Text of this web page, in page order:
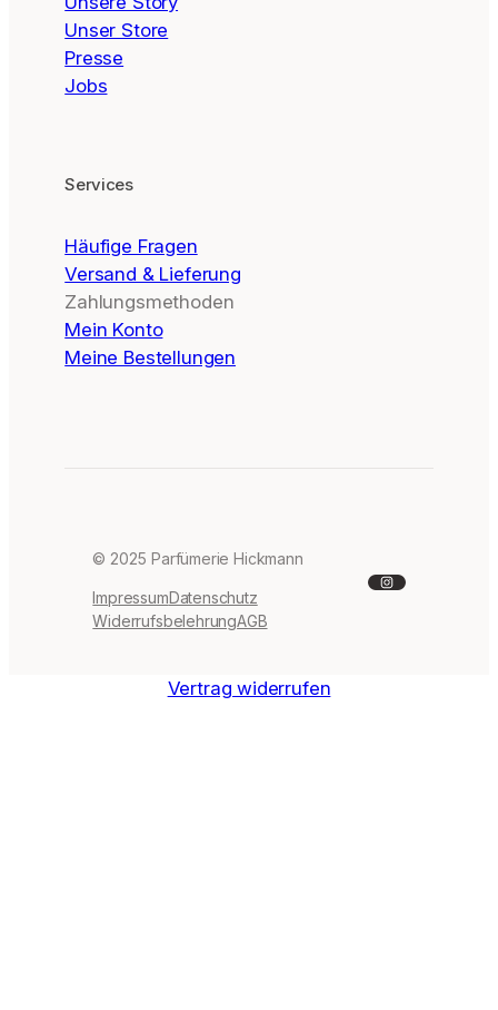
Unser Store
Presse
Jobs
Services
Häufige Fragen
Versand & Lieferung
Zahlungsmethoden
Mein Konto
Meine Bestellungen
© 2025 Parfümerie Hickmann
ImpressumDatenschutz
WiderrufsbelehrungAGB
Instagram
Vertrag widerrufen